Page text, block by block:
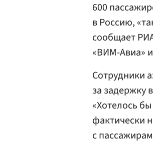
600
в Россию,
сообщает
«ВИМ-Авиа»
Сотрудники
за задержку
«Хотелось
фактически
с